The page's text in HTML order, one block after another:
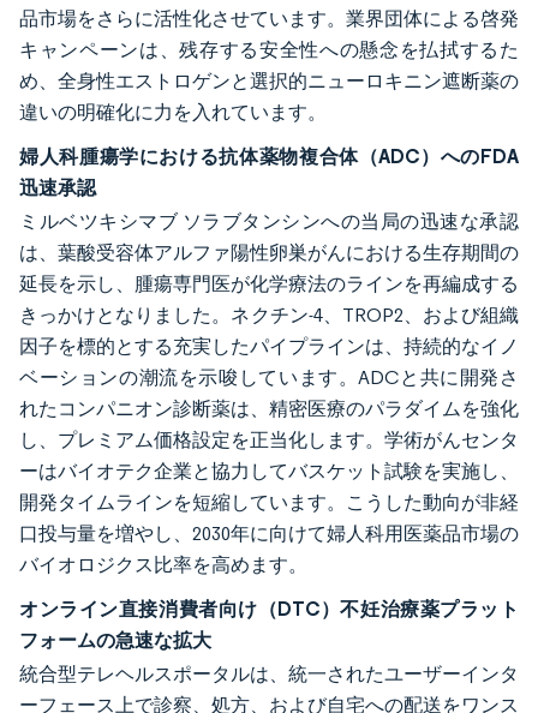
品市場をさらに活性化させています。業界団体による啓発
キャンペーンは、残存する安全性への懸念を払拭するた
め、全身性エストロゲンと選択的ニューロキニン遮断薬の
違いの明確化に力を入れています。
婦人科腫瘍学における抗体薬物複合体（ADC）へのFDA
迅速承認
ミルベツキシマブ ソラブタンシンへの当局の迅速な承認
は、葉酸受容体アルファ陽性卵巣がんにおける生存期間の
延長を示し、腫瘍専門医が化学療法のラインを再編成する
きっかけとなりました。ネクチン-4、TROP2、および組織
因子を標的とする充実したパイプラインは、持続的なイノ
ベーションの潮流を示唆しています。ADCと共に開発さ
れたコンパニオン診断薬は、精密医療のパラダイムを強化
し、プレミアム価格設定を正当化します。学術がんセンタ
ーはバイオテク企業と協力してバスケット試験を実施し、
開発タイムラインを短縮しています。こうした動向が非経
口投与量を増やし、2030年に向けて婦人科用医薬品市場の
バイオロジクス比率を高めます。
オンライン直接消費者向け（DTC）不妊治療薬プラット
フォームの急速な拡大
統合型テレヘルスポータルは、統一されたユーザーインタ
ーフェース上で診察、処方、および自宅への配送をワンス